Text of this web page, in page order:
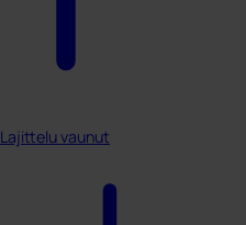
Lajittelu vaunut